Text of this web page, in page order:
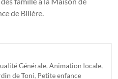
de Billère.
Générale,Animation locale,
de Toni, Petite enfance